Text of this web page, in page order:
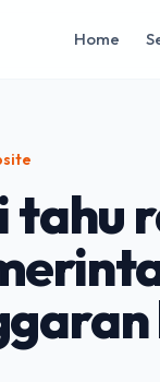
Home
tahu